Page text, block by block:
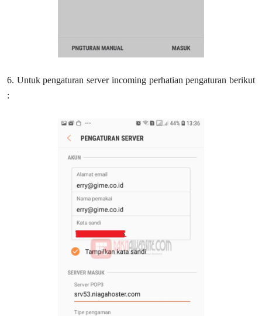
6. Untuk pengaturan server incoming perhatian pengaturan berikut
: